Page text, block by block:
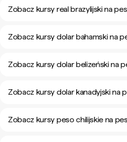
Zobacz kursy real brazylijski na
Zobacz kursy dolar bahamski na
Zobacz kursy dolar belizeński na
Zobacz kursy dolar kanadyjski na
Zobacz kursy peso chilijskie na